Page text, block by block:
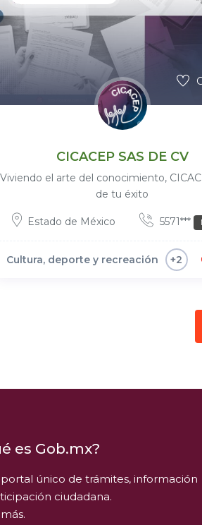
CICACEP SAS DE CV
Viviendo el arte del conocimiento,
de tu éxito
Estado de México 5571***
Cultura, deporte y recreación +2
es Gob.mx?
portal único de trámites, información
ciudadana.